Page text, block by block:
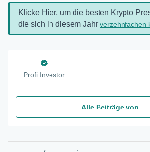
Klicke Hier, um die besten Krypto
die sich in diesem Jahr verzehnfachen
Profi Investor
Alle Beiträge von